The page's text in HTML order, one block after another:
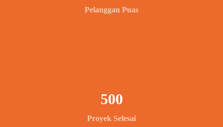
Pelanggan Puas
Proyek Selesai
500